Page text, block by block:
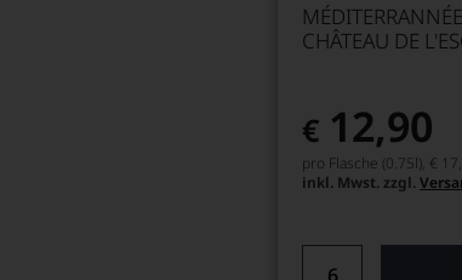
CHÂTEAU DE
€ 12,90
pro Flasche (0.75l), €
inkl. Mwst. zzgl.